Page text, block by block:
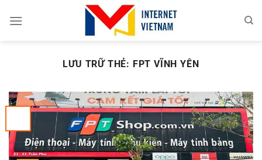
đến
LƯU TRỮ THẺ: FPT VĨNH YÊN